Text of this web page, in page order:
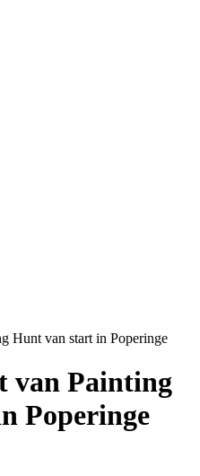
Hunt van start in Poperinge
van Painting
Poperinge